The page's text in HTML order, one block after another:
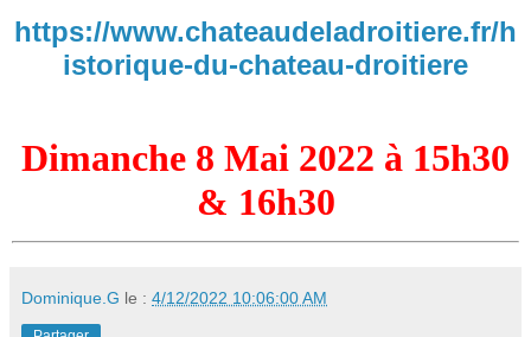
https://www.chateaudeladroitiere.fr/h
istorique-du-chateau-droitiere
Dimanche 8 Mai 2022 à 15h30
& 16h30
Dominique.G le : 4/12/2022 10:06:00 AM